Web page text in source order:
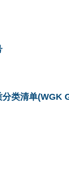
分类清单(WGK